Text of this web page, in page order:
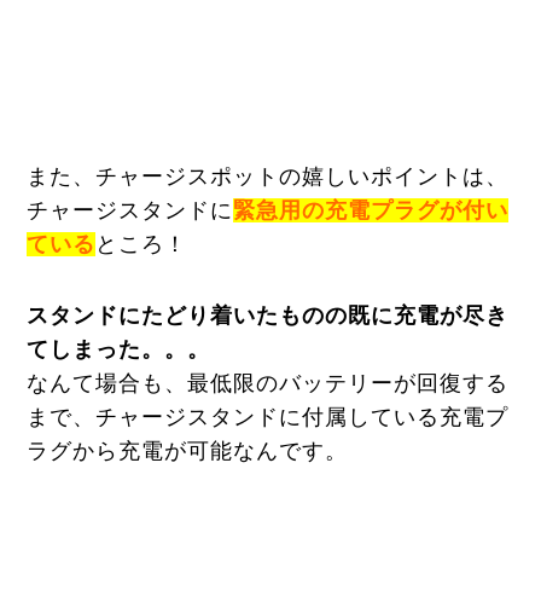
また、チャージスポットの嬉しいポイントは、
チャージスタンドに緊急用の充電プラグが付い
ている ところ！
スタンドにたどり着いたものの既に充電が尽き
てしまった。。。
なんて場合も、最低限のバッテリーが回復する
まで、チャージスタンドに付属している充電プ
ラグから充電が可能なんです。